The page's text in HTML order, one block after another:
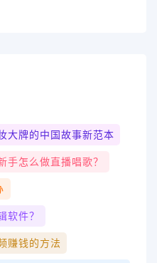
大牌的中国故事新范本
手怎么做直播唱歌？
软件？
赚钱的方法